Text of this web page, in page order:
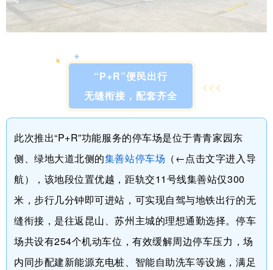
“P+R”便民出行
无缝衔接，配套齐全
<<<
此次推出“P+R”功能服务的停车场是位于青青家园东
侧、绿地大道北侧的集善站停车场 （←点击文字进入导
航），该地段位置优越，距轨交11号线集善站仅300
米，步行几分钟即可进站，可实现自驾与地铁出行的无
缝衔接，是往返昆山、苏州主城的理想通勤选择。停车
场共设有254个机动车位，有效缓解周边停车压力，场
内同步配建新能源充电桩、智能自助洗车等设施，满足